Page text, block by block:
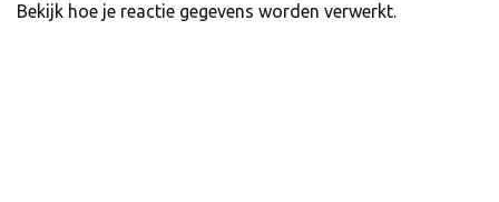
Bekijk hoe je reactie gegevens worden verwerkt.